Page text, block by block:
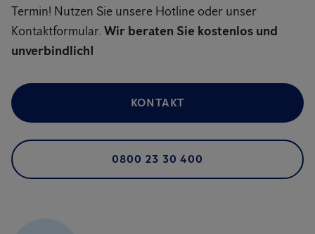
Termin! Nutzen Sie unsere Hotline oder unser
Kontaktformular. Wir beraten Sie kostenlos und
unverbindlich!
KONTAKT
0800 23 30 400